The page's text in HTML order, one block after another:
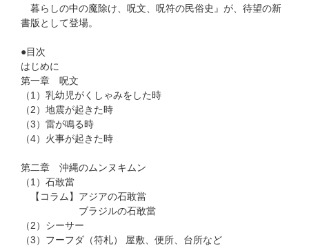
暮らしの中の魔除け、呪文、呪符の民俗史』が、待望の新
書版として登場。
●目次
はじめに
第一章 呪文
（1）乳幼児がくしゃみをした時
（2）地震が起きた時
（3）雷が鳴る時
（4）火事が起きた時
第二章 沖縄のムンヌキムン
（1）石敢當
【コラム】アジアの石敢當
ブラジルの石敢當
（2）シーサー
（3）フーフダ（符札） 屋敷、便所、台所など